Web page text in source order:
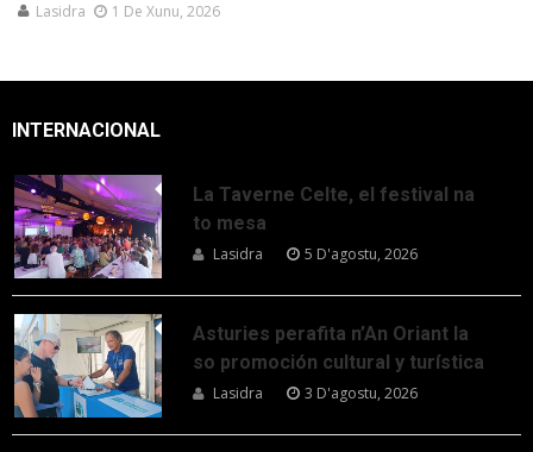
Lasidra 1 De Xunu, 2026
INTERNACIONAL
La Taverne Celte, el festival na
to mesa
Lasidra 5 D'agostu, 2026
Asturies perafita n’An Oriant la
so promoción cultural y turística
Lasidra 3 D'agostu, 2026